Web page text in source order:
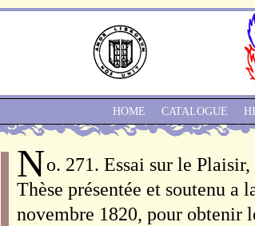
No. 271. Essai sur le
Thèse présentée et soutenu a
novembre 1820, pour obtenir
HOME CATALOGUE